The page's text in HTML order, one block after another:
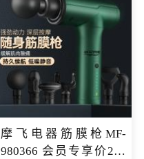
摩飞电器筋膜枪MF-
980366 会员专享价299